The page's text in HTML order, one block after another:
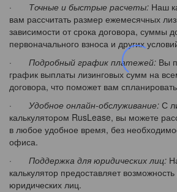
· Точные и быстрые расчеты: Наш
вам рассчитать размер ежемесячных
зависимости от срока договора, суммы
первоначального взноса и других
· Подробный график платежей: Вы
график выплаты лизинговых сумм на
договора, что поможет вам
· Удобное онлайн-обслуживание: С
калькулятором RusLease, вы можете
в любое удобное время, без
офиса.
· Поддержка для юридических лиц:
калькулятор предоставляет
юридических лиц.